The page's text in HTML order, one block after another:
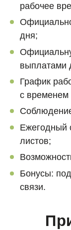
рабочее
дня;
выплатами
График
с временем
Ежегодный
листов;
Бонусы:
связи.